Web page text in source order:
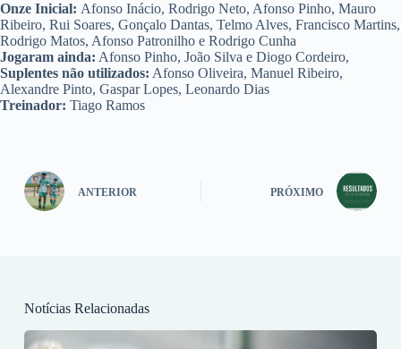
Onze Inicial: Afonso Inácio, Rodrigo Neto, Afonso Pinho, Mauro
Ribeiro, Rui Soares, Gonçalo Dantas, Telmo Alves, Francisco Martins,
Rodrigo Matos, Afonso Patronilho e Rodrigo Cunha
Jogaram ainda: Afonso Pinho, João Silva e Diogo Cordeiro,
Suplentes não utilizados: Afonso Oliveira, Manuel Ribeiro,
Alexandre Pinto, Gaspar Lopes, Leonardo Dias
Treinador: Tiago Ramos
ANTERIOR PRÓXIMO
Notícias Relacionadas